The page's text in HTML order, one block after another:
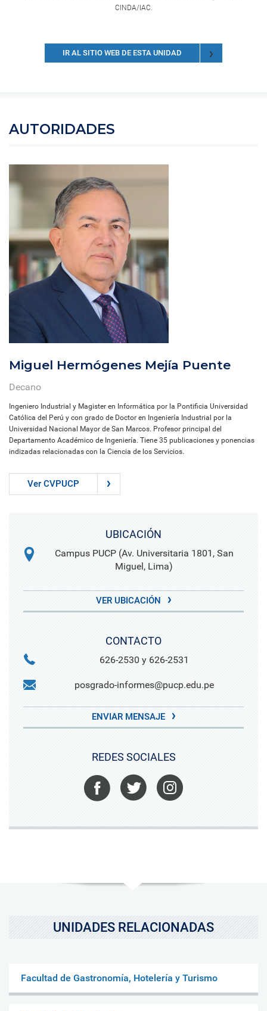
CINDA/IAC.
IR AL SITIO WEB DE ESTA UNIDAD
AUTORIDADES
Miguel Hermógenes Mejía Puente
Decano
Ingeniero Industrial y Magister en Informática por la Pontificia Universidad
Católica del Perú y con grado de Doctor en Ingeniería Industrial por la
Universidad Nacional Mayor de San Marcos. Profesor principal del
Departamento Académico de Ingeniería. Tiene 35 publicaciones y ponencias
indizadas relacionadas con la Ciencia de los Servicios.
Ver CVPUCP
UBICACIÓN
Campus PUCP (Av. Universitaria 1801, San
Miguel, Lima)
VER UBICACIÓN
CONTACTO
626-2530 y 626-2531
posgrado-informes@pucp.edu.pe
ENVIAR MENSAJE
REDES SOCIALES
Facebook Twitter
UNIDADES RELACIONADAS
Facultad de Gastronomía, Hotelería y Turismo